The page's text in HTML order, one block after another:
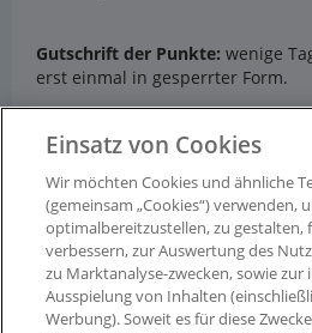
Gutschrift der Punkte: wenige
erst einmal in gesperrter Form.
Entsperrung der Punkte:nach
Ausgenommen von der
- Stornierte Bestellungen
Einsatz von Cookies
Wir möchten Cookies und ähnliche
(gemeinsam „Cookies“) verwenden,
optimalbereitzustellen, zu gestalten,
verbessern, zur Auswertung des
zu Marktanalyse-zwecken, sowie zur
Ausspielung von Inhalten
Werbung). Soweit es für diese